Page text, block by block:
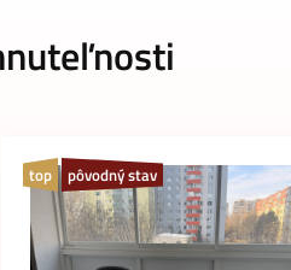
top pôvodný stav